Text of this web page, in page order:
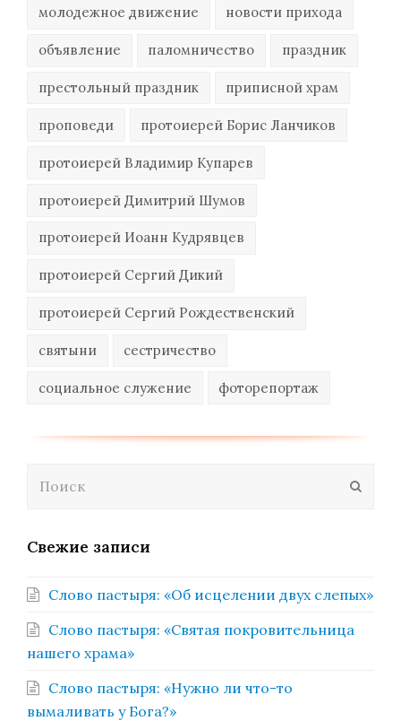
молодежное движение новости прихода
объявление паломничество праздник
престольный праздник приписной храм
проповеди протоиерей Борис Ланчиков
протоиерей Владимир Купарев
протоиерей Димитрий Шумов
протоиерей Иоанн Кудрявцев
протоиерей Сергий Дикий
протоиерей Сергий Рождественский
святыни сестричество
социальное служение фоторепортаж
Свежие записи
Слово пастыря: «Об исцелении двух слепых»
Слово пастыря: «Святая покровительница
нашего храма»
Слово пастыря: «Нужно ли что-то
вымаливать у Бога?»